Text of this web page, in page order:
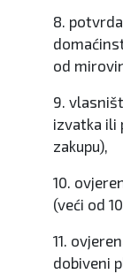
8.
od
9.
izvatka ili
zakupu),
10.
(veći od
11.
dobiveni